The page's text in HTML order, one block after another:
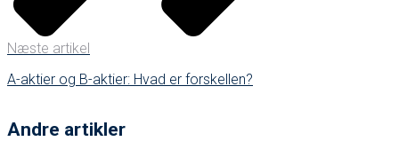
Næste artikel
A-aktier og B-aktier: Hvad er forskellen?
Andre artikler